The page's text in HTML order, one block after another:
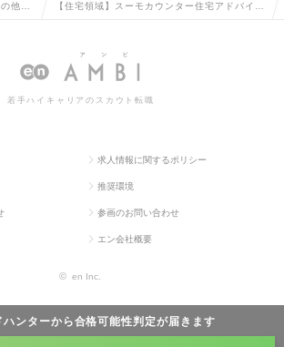
ンターから合格可能性判定が届きます
他、 【住宅領域】スーモカウンター住宅アドバイザ
日の求人情報
若手ハイキャリアのスカウト転職
求人情報に関するポリシー
推奨環境
参画のお問い合わせ
エン会社概要
© en Inc.